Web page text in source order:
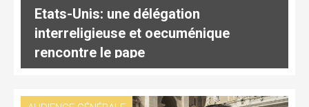
Etats-Unis: une délégation
interreligieuse et oecuménique
rencontre le pape